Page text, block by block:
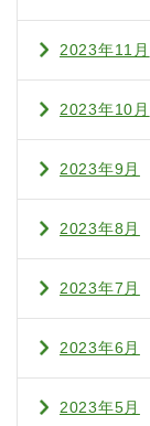
2023年11月
2023年10月
2023年9月
2023年8月
2023年7月
2023年6月
2023年5月